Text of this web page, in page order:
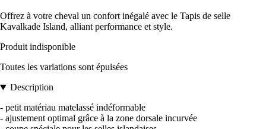
Offrez à votre cheval un confort inégalé avec le Tapis de selle
Kavalkade Island, alliant performance et style.
Produit indisponible
Toutes les variations sont épuisées
Description
- petit matériau matelassé indéformable
- ajustement optimal grâce à la zone dorsale incurvée